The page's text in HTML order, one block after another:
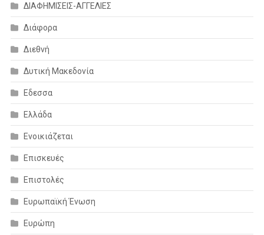
ΔΙΑΦΗΜΙΣΕΙΣ-ΑΓΓΕΛΙΕΣ
Διάφορα
Διεθνή
Δυτική Μακεδονία
Εδεσσα
Ελλάδα
Ενοικιάζεται
Επισκευές
Επιστολές
Ευρωπαϊκή Ένωση
Ευρώπη